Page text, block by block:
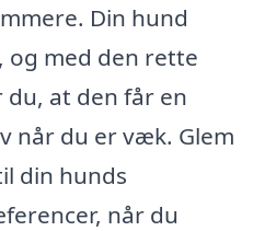
Din hund
med den rette
at den får en
når du er væk. Glem
din hunds
når du